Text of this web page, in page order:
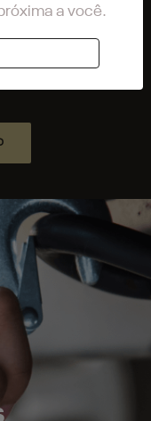
em receber
a você.